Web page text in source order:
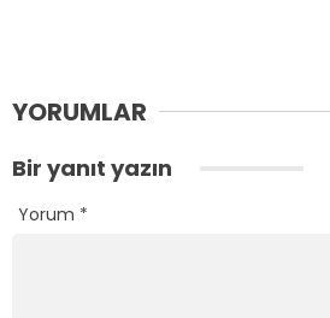
YORUMLAR
Bir yanıt yazın
Yorum *